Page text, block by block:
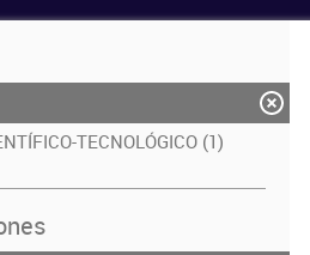
TECNOLÓGICO (1)